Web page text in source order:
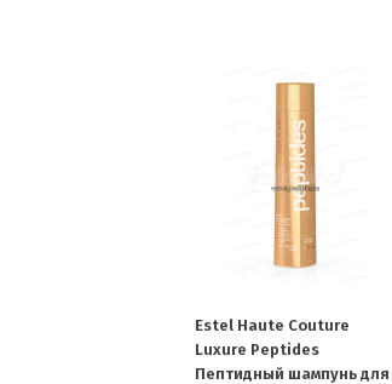
Estel Haute Couture
Luxure Peptides
Пептидный шампунь для